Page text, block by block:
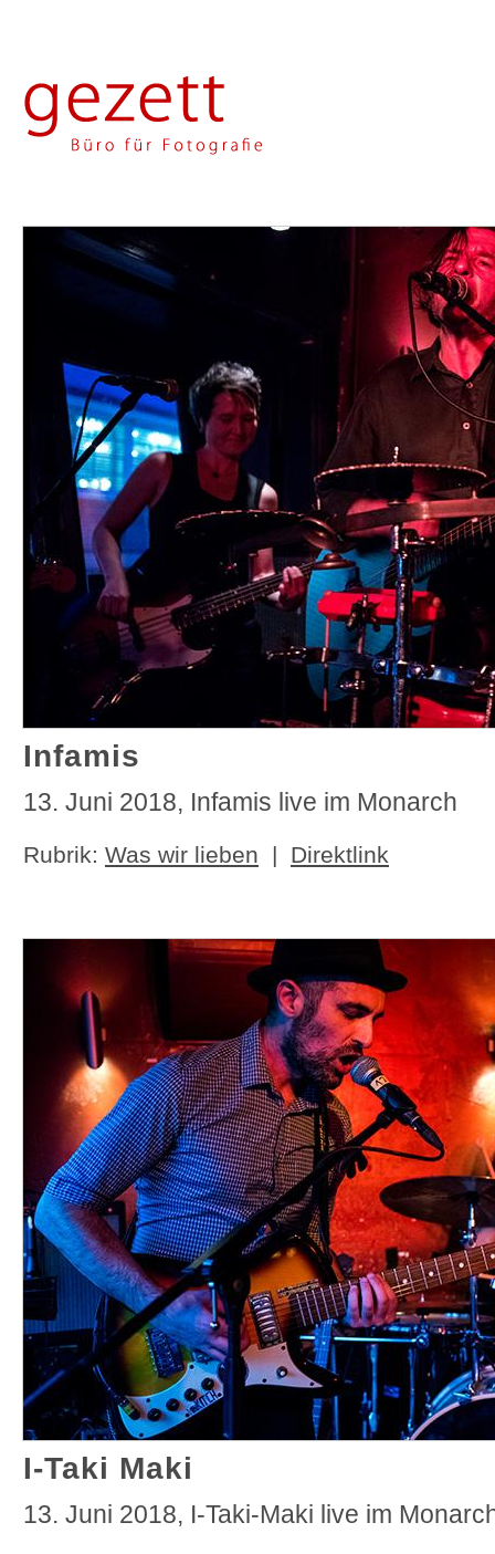
Infamis
13. Juni 2018, Infamis live im Monarch
Rubrik: Was wir lieben | Direktlink
I-Taki Maki
13. Juni 2018, I-Taki-Maki live im